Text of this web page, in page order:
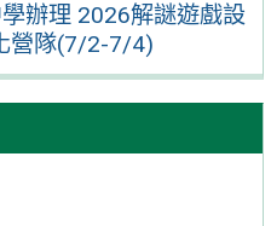
辦理 2026解謎遊戲設
營隊(7/2-7/4)